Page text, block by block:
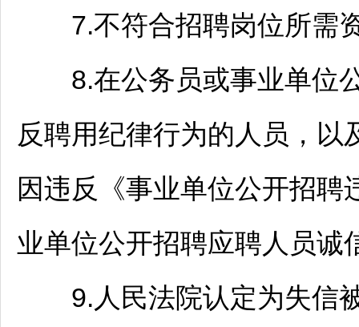
7.不符合招聘岗位所需
8.在公务员或事业单位
反聘用纪律行为的人员，以
因违反《事业单位公开招聘
业单位公开招聘应聘人员诚
9.人民法院认定为失信被